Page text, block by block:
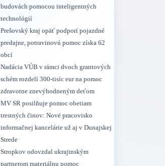
budovách pomocou inteligentných
technológií
Prešovský kraj opäť podporí pojazdné
predajne, potravinovú pomoc získa 62
obcí
Nadácia VÚB v rámci dvoch grantových
schém rozdelí 300-tisíc eur na pomoc
zdravotne znevýhodneným deťom
MV SR posilňuje pomoc obetiam
trestných činov: Nové pracovisko
informačnej kancelárie už aj v Dunajskej
Strede
Stropkov odovzdal ukrajinským
partnerom materiálnu pomoc